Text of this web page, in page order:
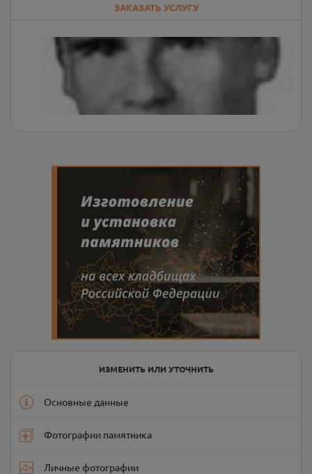
ЗАКАЗАТЬ УСЛУГУ
ИЗМЕНИТЬ ИЛИ УТОЧНИТЬ
Основные данные
Фотографии памятника
Личные фотографии